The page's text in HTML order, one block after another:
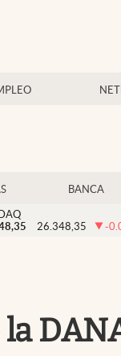
BANCA
26.348,35 -